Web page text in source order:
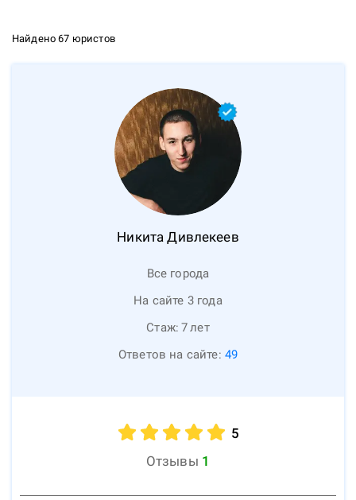
Найдено 67 юристов
Никита Дивлекеев
Все города
На сайте 3 года
Стаж: 7лет
Ответов на сайте: 49
5
Отзывы 1